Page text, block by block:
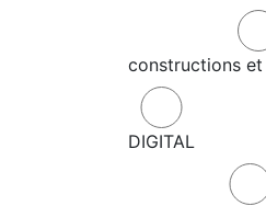
constructions
DIGITAL